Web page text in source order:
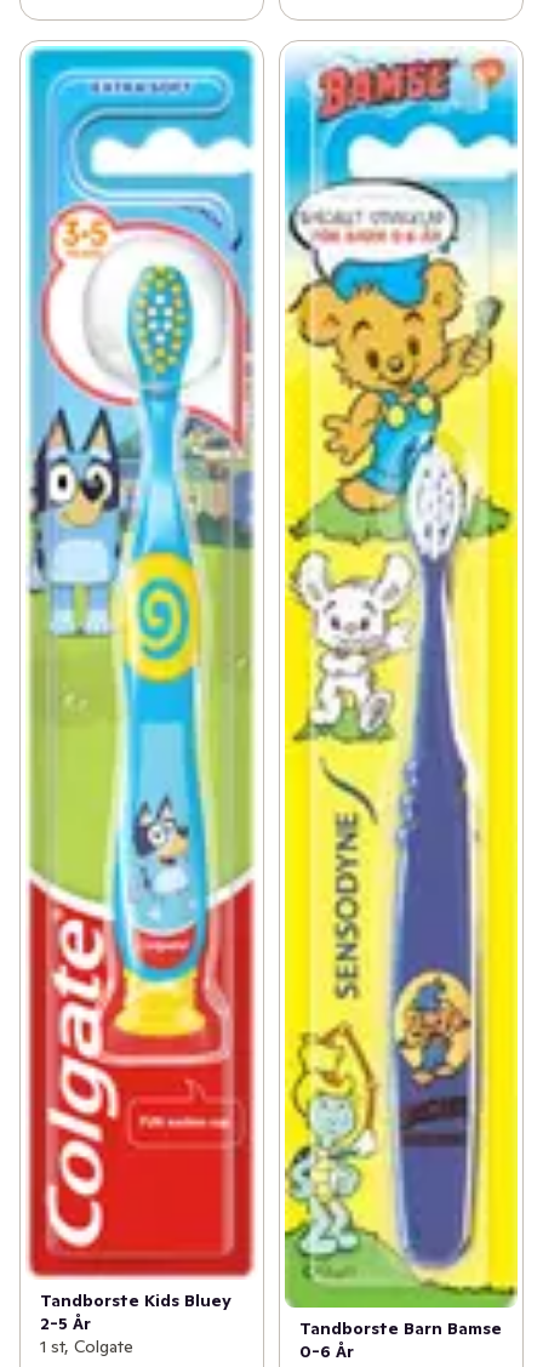
Tandborste Kids Bluey
2-5 År
1 st, Colgate
Tandborste Barn Bamse
0-6 År